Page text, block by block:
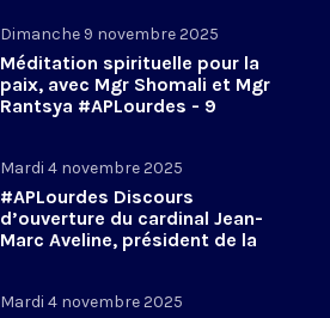
Dimanche 9 novembre 2025
Méditation spirituelle pour la
paix, avec Mgr Shomali et Mgr
Rantsya #APLourdes - 9
Mardi 4 novembre 2025
#APLourdes Discours
d’ouverture du cardinal Jean-
Marc Aveline, président de la
Mardi 4 novembre 2025